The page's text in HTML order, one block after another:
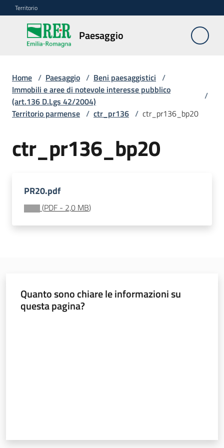
Vai al contenuto
Vai alla navigazione
Vai al footer
Territorio
Paesaggio
Paesaggio
Piano
paesaggistico
regionale
paesaggistici
Menu selezionato
paesaggistiche
Risorse
Home / Paesaggio / Beni paesaggistici /
Immobili e aree di notevole interesse pubblico
(art.136 D.Lgs 42/2004)
/
Territorio parmense / ctr_pr136 / ctr_pr136_bp20
ctr_pr136_bp20
PR20.pdf
(PDF - 2,0 MB)
Quanto sono chiare le informazioni su
questa pagina?